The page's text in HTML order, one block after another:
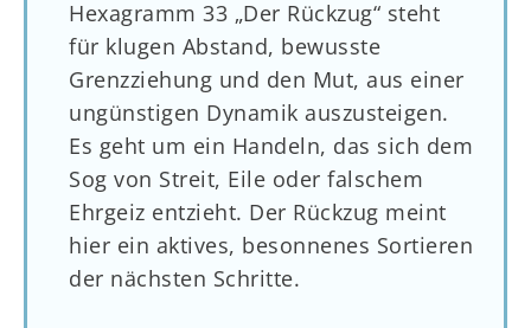
Hexagramm 33 „Der Rückzug“ steht
für klugen Abstand, bewusste
Grenzziehung und den Mut, aus einer
ungünstigen Dynamik auszusteigen.
Es geht um ein Handeln, das sich dem
Sog von Streit, Eile oder falschem
Ehrgeiz entzieht. Der Rückzug meint
hier ein aktives, besonnenes Sortieren
der nächsten Schritte.